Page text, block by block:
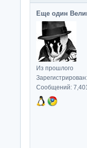
Еще один
Из прошлого
Сообщений: